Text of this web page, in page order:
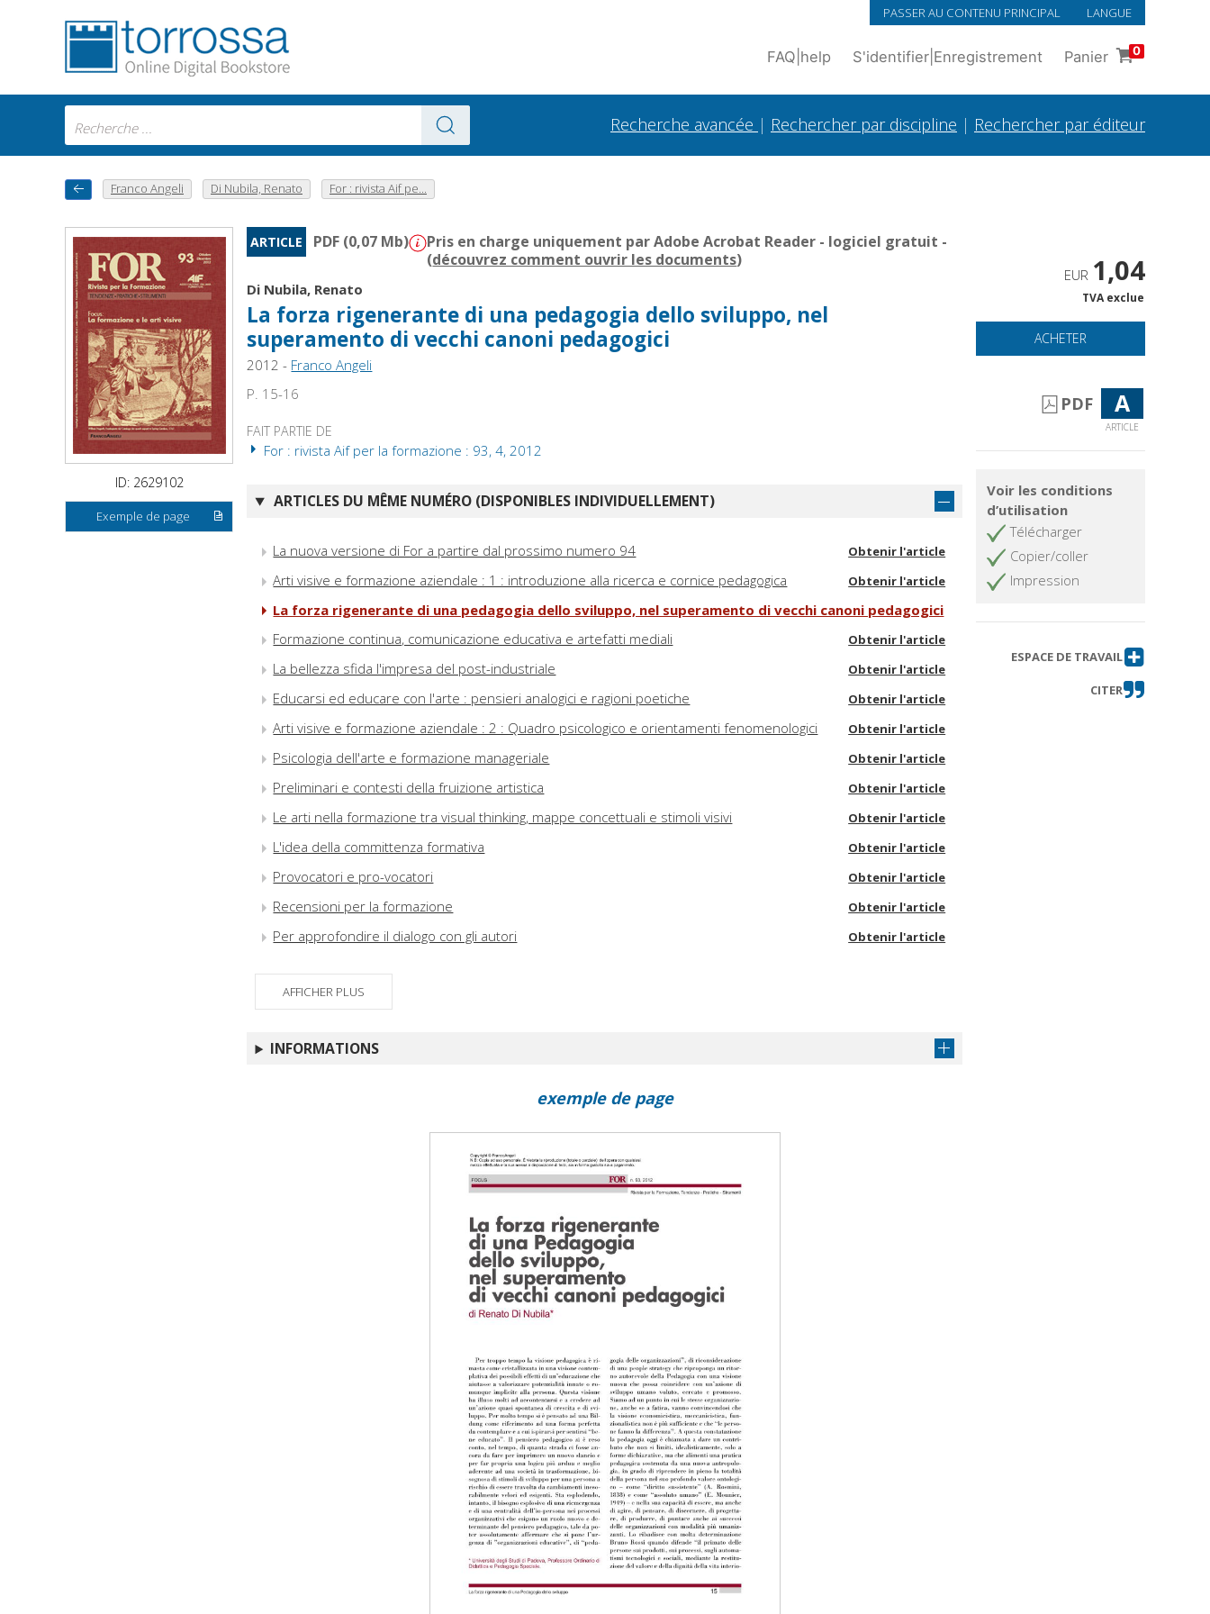
PASSER AU CONTENU PRINCIPAL LANGUE
FAQ help S'identifier Enregistrement Panier 0
Recherche avancée | Rechercher par discipline | Rechercher par éditeur
Franco Angeli Di Nubila, Renato For : rivista Aif pe...
ID: 2629102
Exemple de page
ARTICLE PDF (0,07 Mb)
Pris en charge uniquement par Adobe Acrobat Reader - logiciel gratuit -
(découvrez comment ouvrir les documents)
Di Nubila, Renato
La forza rigenerante di una pedagogia dello sviluppo, nel
superamento di vecchi canoni pedagogici
2012 - Franco Angeli
P. 15-16
FAIT PARTIE DE
For : rivista Aif per la formazione : 93, 4, 2012
ARTICLES DU MÊME NUMÉRO (DISPONIBLES INDIVIDUELLEMENT)
La nuova versione di For a partire dal prossimo numero 94 Obtenir l'article
Arti visive e formazione aziendale : 1 : introduzione alla ricerca e cornice pedagogica Obtenir l'article
La forza rigenerante di una pedagogia dello sviluppo, nel superamento di vecchi canoni pedagogici
Formazione continua, comunicazione educativa e artefatti mediali
Obtenir l'article
La bellezza sfida l'impresa del post-industriale Obtenir l'article
Educarsi ed educare con l'arte : pensieri analogici e ragioni poetiche Obtenir l'article
Arti visive e formazione aziendale : 2 : Quadro psicologico e orientamenti fenomenologici Obtenir l'article
Psicologia dell'arte e formazione manageriale Obtenir l'article
Preliminari e contesti della fruizione artistica Obtenir l'article
Le arti nella formazione tra visual thinking, mappe concettuali e stimoli visivi Obtenir l'article
L'idea della committenza formativa Obtenir l'article
Provocatori e pro-vocatori Obtenir l'article
Recensioni per la formazione Obtenir l'article
Per approfondire il dialogo con gli autori Obtenir l'article
AFFICHER PLUS
INFORMATIONS
EUR 1,04
TVA exclue
ACHETER
PDF A
ARTICLE
Voir les conditions
d’utilisation
Télécharger
Copier/coller
Impression
ESPACE DE TRAVAIL
CITER
exemple de page